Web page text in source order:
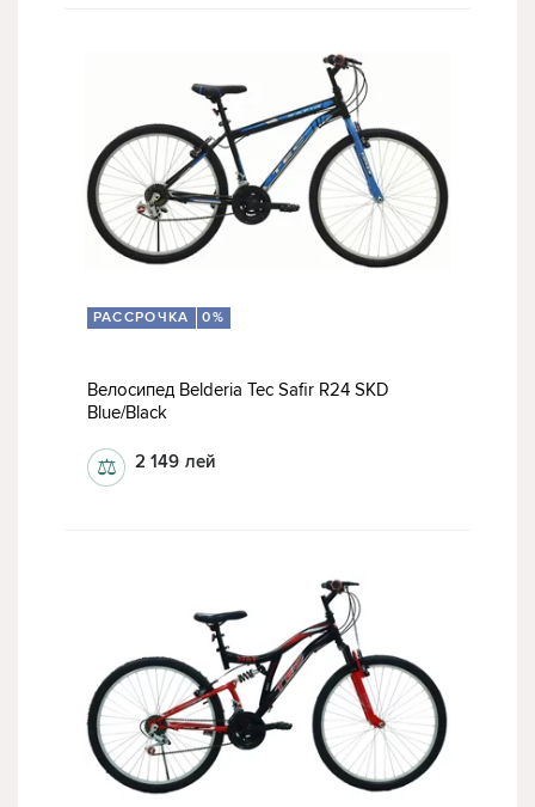
РАССРОЧКА 0%
Велосипед Belderia Tec Safir R24 SKD
Blue/Black
2 149 лей
⚖